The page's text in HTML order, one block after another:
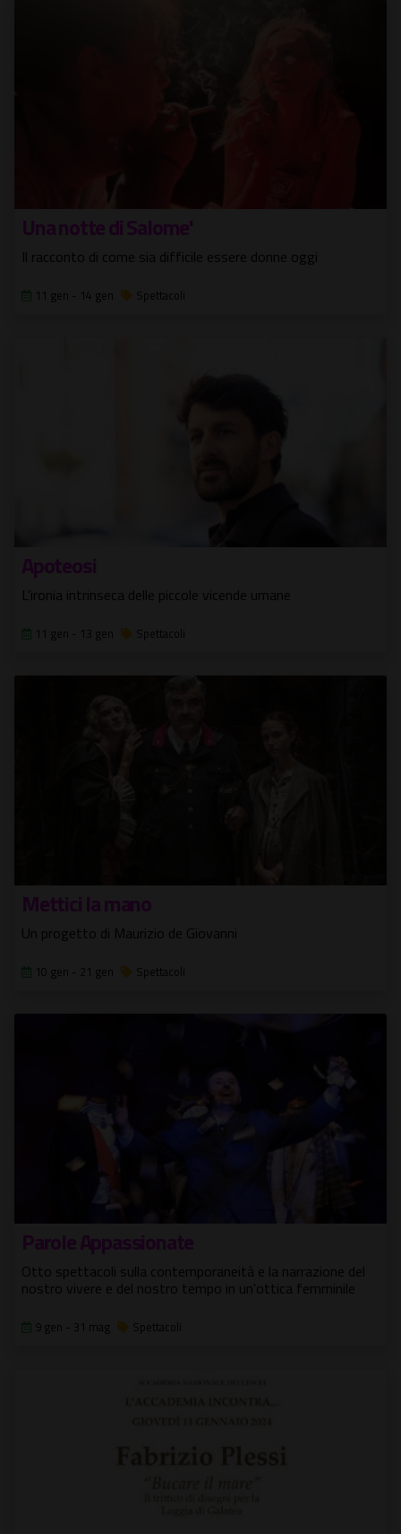
Una notte di Salome'
Il racconto di come sia difficile essere donne oggi
11 gen - 14 gen Spettacoli
Apoteosi
L'ironia intrinseca delle piccole vicende umane
11 gen - 13 gen Spettacoli
Mettici la mano
Un progetto di Maurizio de Giovanni
10 gen - 21 gen Spettacoli
Parole Appassionate
Otto spettacoli sulla contemporaneità e la narrazione del
nostro vivere e del nostro tempo in un'ottica femminile
9 gen - 31 mag Spettacoli